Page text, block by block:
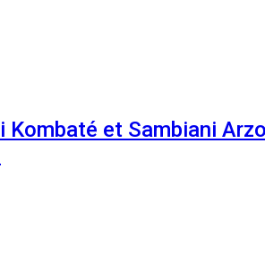
et Sambiani